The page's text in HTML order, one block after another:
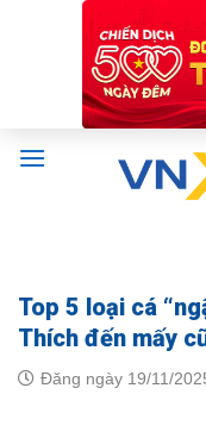
Top 5 loại cá
Thích đến mấy
Đăng ngày 19/11/